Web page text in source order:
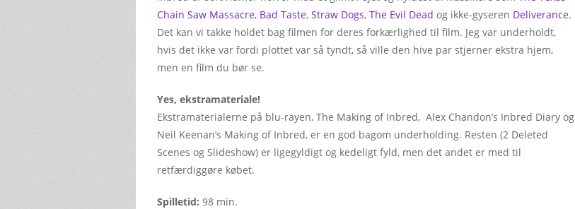
Chain Saw Massacre, Bad Taste, Straw Dogs, The Evil Dead og ikke-gyseren Deliverance.
Det kan vi takke holdet bag filmen for deres forkærlighed til film. Jeg var underholdt,
hvis det ikke var fordi plottet var så tyndt, så ville den hive par stjerner ekstra hjem,
men en film du bør se.
Yes, ekstramateriale!
Ekstramaterialerne på blu-rayen, The Making of Inbred, Alex Chandon’s Inbred Diary og
Neil Keenan’s Making of Inbred, er en god bagom underholding. Resten (2 Deleted
Scenes og Slideshow) er ligegyldigt og kedeligt fyld, men det andet er med til
retfærdiggøre købet.
Spilletid: 98 min.